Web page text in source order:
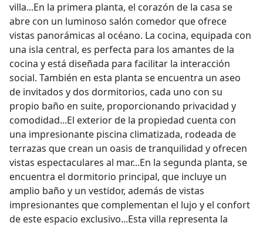
villa...En la primera planta, el corazón de la casa se
abre con un luminoso salón comedor que ofrece
vistas panorámicas al océano. La cocina, equipada con
una isla central, es perfecta para los amantes de la
cocina y está diseñada para facilitar la interacción
social. También en esta planta se encuentra un aseo
de invitados y dos dormitorios, cada uno con su
propio baño en suite, proporcionando privacidad y
comodidad...El exterior de la propiedad cuenta con
una impresionante piscina climatizada, rodeada de
terrazas que crean un oasis de tranquilidad y ofrecen
vistas espectaculares al mar...En la segunda planta, se
encuentra el dormitorio principal, que incluye un
amplio baño y un vestidor, además de vistas
impresionantes que complementan el lujo y el confort
de este espacio exclusivo...Esta villa representa la